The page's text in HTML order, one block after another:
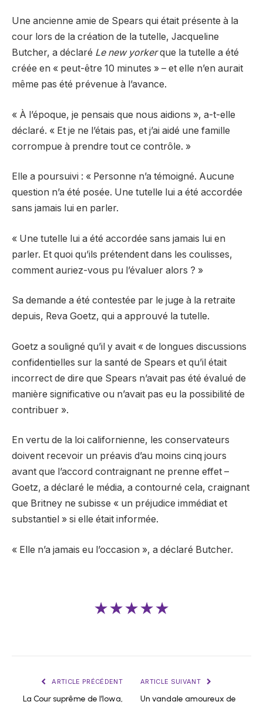
Une ancienne amie de Spears qui était présente à la
cour lors de la création de la tutelle, Jacqueline
Butcher, a déclaré Le new yorkerque la tutelle a été
créée en « peut-être 10 minutes » – et elle n’en aurait
même pas été prévenue à l’avance.
« À l’époque, je pensais que nous aidions », a-t-elle
déclaré. « Et je ne l’étais pas, et j’ai aidé une famille
corrompue à prendre tout ce contrôle. »
Elle a poursuivi : « Personne n’a témoigné. Aucune
question n’a été posée. Une tutelle lui a été accordée
sans jamais lui en parler.
« Une tutelle lui a été accordée sans jamais lui en
parler. Et quoi qu’ils prétendent dans les coulisses,
comment auriez-vous pu l’évaluer alors ? »
Sa demande a été contestée par le juge à la retraite
depuis, Reva Goetz, qui a approuvé la tutelle.
Goetz a souligné qu’il y avait « de longues discussions
confidentielles sur la santé de Spears et qu’il était
incorrect de dire que Spears n’avait pas été évalué de
manière significative ou n’avait pas eu la possibilité de
contribuer ».
En vertu de la loi californienne, les conservateurs
doivent recevoir un préavis d’au moins cinq jours
avant que l’accord contraignant ne prenne effet –
Goetz, a déclaré le média, a contourné cela, craignant
que Britney ne subisse « un préjudice immédiat et
substantiel » si elle était informée.
« Elle n’a jamais eu l’occasion », a déclaré Butcher.
★★★★★
ARTICLE PRÉCÉDENT
La Cour suprême de l’Iowa,
ARTICLE SUIVANT
Un vandale amoureux de